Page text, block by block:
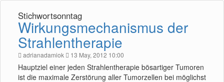
Stichwortsonntag
Wirkungsmechanismus der
Strahlentherapie
adrianadamiok 13 May, 2012 10:00
Hauptziel einer jeden Strahlentherapie bösartiger Tumoren
ist die maximale Zerstörung aller Tumorzellen bei möglichst